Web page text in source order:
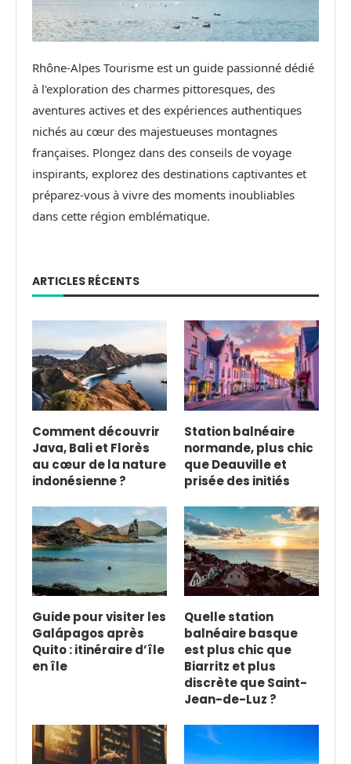
Rhône-Alpes Tourisme est un guide passionné dédié
à l'exploration des charmes pittoresques, des
aventures actives et des expériences authentiques
nichés au cœur des majestueuses montagnes
françaises. Plongez dans des conseils de voyage
inspirants, explorez des destinations captivantes et
préparez-vous à vivre des moments inoubliables
dans cette région emblématique.
ARTICLES RÉCENTS
Comment découvrir
Java, Bali et Florès
au cœur de la nature
indonésienne ?
Station balnéaire
normande, plus chic
que Deauville et
prisée des initiés
Guide pour visiter les
Galápagos après
Quito : itinéraire d’île
en île
Quelle station
balnéaire basque
est plus chic que
Biarritz et plus
discrète que Saint-
Jean-de-Luz ?